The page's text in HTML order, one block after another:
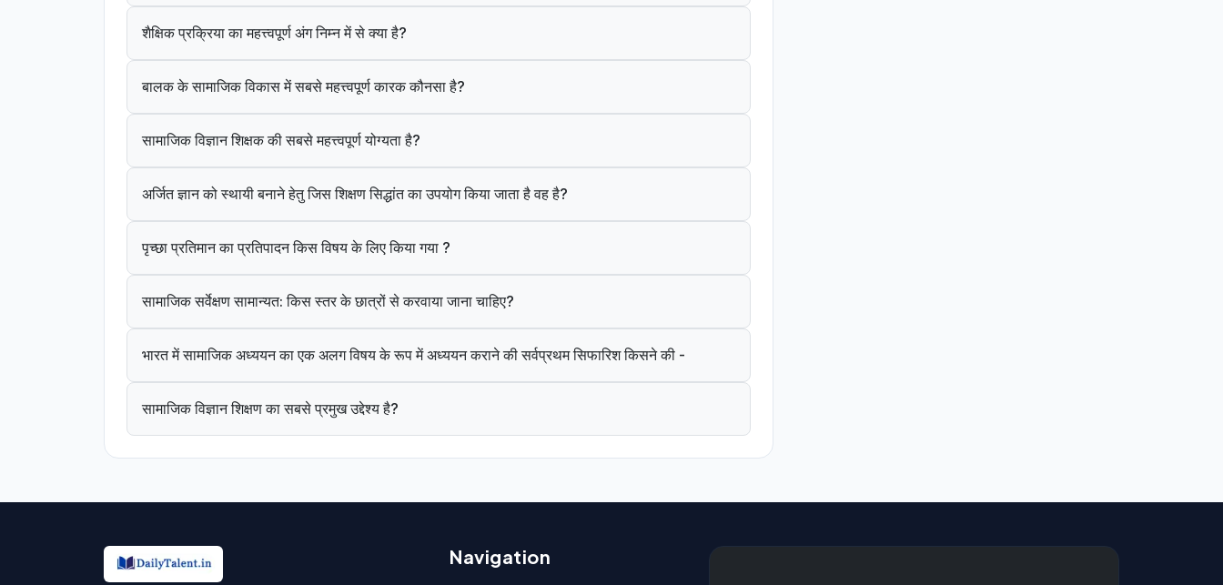
शैक्षिक प्रक्रिया का महत्त्वपूर्ण अंग निम्न में से क्या है?
बालक के सामाजिक विकास में सबसे महत्त्वपूर्ण कारक कौनसा है?
सामाजिक विज्ञान शिक्षक की सबसे महत्त्वपूर्ण योग्यता है?
अर्जित ज्ञान को स्थायी बनाने हेतु जिस शिक्षण सिद्धांत का उपयोग किया जाता है वह है?
पृच्छा प्रतिमान का प्रतिपादन किस विषय के लिए किया गया ?
सामाजिक सर्वेक्षण सामान्यत: किस स्तर के छात्रों से करवाया जाना चाहिए?
भारत में सामाजिक अध्ययन का एक अलग विषय के रूप में अध्ययन कराने की सर्वप्रथम सिफारिश किसने की -
सामाजिक विज्ञान शिक्षण का सबसे प्रमुख उद्देश्य है?
Navigation